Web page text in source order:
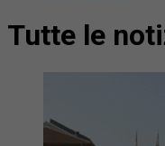
Tutte le